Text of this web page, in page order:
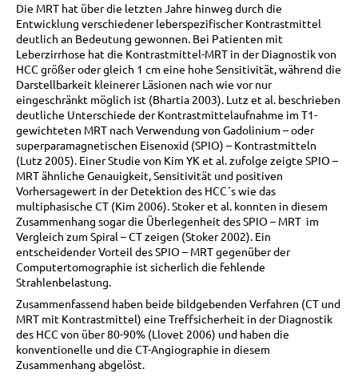
Die MRT hat über die letzten Jahre hinweg durch die
Entwicklung verschiedener leberspezifischer Kontrastmittel
deutlich an Bedeutung gewonnen. Bei Patienten mit
Leberzirrhose hat die Kontrastmittel-MRT in der Diagnostik von
HCC größer oder gleich 1 cm eine hohe Sensitivität, während die
Darstellbarkeit kleinerer Läsionen nach wie vor nur
eingeschränkt möglich ist (Bhartia 2003). Lutz et al. beschrieben
deutliche Unterschiede der Kontrastmittelaufnahme im T1-
gewichteten MRT nach Verwendung von Gadolinium – oder
superparamagnetischen Eisenoxid (SPIO) – Kontrastmitteln
(Lutz 2005). Einer Studie von Kim YK et al. zufolge zeigte SPIO –
MRT ähnliche Genauigkeit, Sensitivität und positiven
Vorhersagewert in der Detektion des HCC´s wie das
multiphasische CT (Kim 2006). Stoker et al. konnten in diesem
Zusammenhang sogar die Überlegenheit des SPIO – MRT im
Vergleich zum Spiral – CT zeigen (Stoker 2002). Ein
entscheidender Vorteil des SPIO – MRT gegenüber der
Computertomographie ist sicherlich die fehlende
Strahlenbelastung.
Zusammenfassend haben beide bildgebenden Verfahren (CT und
MRT mit Kontrastmittel) eine Treffsicherheit in der Diagnostik
des HCC von über 80-90% (Llovet 2006) und haben die
konventionelle und die CT-Angiographie in diesem
Zusammenhang abgelöst.